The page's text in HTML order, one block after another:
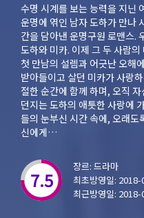
수명 시계를 보는 능력을 지닌
운명에 엮인 남자 도하가 만나
간을 담아낸 운명구원 로맨스.
도하와 미카. 이제 그 두 사람
첫 만남의 설렘과 어긋난 오해
받아들이고 살던 미카가 사랑
절한 순간에 함께 하며, 오직
던지는 도하의 애틋한 사랑에
들의 눈부신 시간 속에, 오래도
신에게…
7.5
장르: 드라마
최초방영일: 2018-
최근방영일: